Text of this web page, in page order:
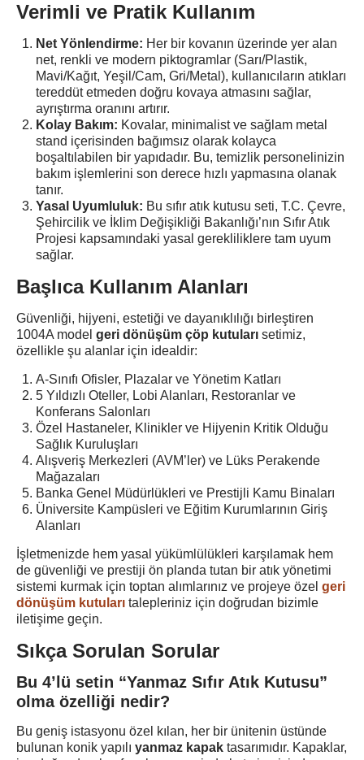
Verimli ve Pratik Kullanım
Net Yönlendirme: Her bir kovanın üzerinde yer alan
net, renkli ve modern piktogramlar (Sarı/Plastik,
Mavi/Kağıt, Yeşil/Cam, Gri/Metal), kullanıcıların atıkları
tereddüt etmeden doğru kovaya atmasını sağlar,
ayrıştırma oranını artırır.
Kolay Bakım: Kovalar, minimalist ve sağlam metal
stand içerisinden bağımsız olarak kolayca
boşaltılabilen bir yapıdadır. Bu, temizlik personelinizin
bakım işlemlerini son derece hızlı yapmasına olanak
tanır.
Yasal Uyumluluk: Bu sıfır atık kutusu seti, T.C. Çevre,
Şehircilik ve İklim Değişikliği Bakanlığı’nın Sıfır Atık
Projesi kapsamındaki yasal gerekliliklere tam uyum
sağlar.
Başlıca Kullanım Alanları
Güvenliği, hijyeni, estetiği ve dayanıklılığı birleştiren
1004A model geri dönüşüm çöp kutuları setimiz,
özellikle şu alanlar için idealdir:
A-Sınıfı Ofisler, Plazalar ve Yönetim Katları
5 Yıldızlı Oteller, Lobi Alanları, Restoranlar ve
Konferans Salonları
Özel Hastaneler, Klinikler ve Hijyenin Kritik Olduğu
Sağlık Kuruluşları
Alışveriş Merkezleri (AVM’ler) ve Lüks Perakende
Mağazaları
Banka Genel Müdürlükleri ve Prestijli Kamu Binaları
Üniversite Kampüsleri ve Eğitim Kurumlarının Giriş
Alanları
İşletmenizde hem yasal yükümlülükleri karşılamak hem
de güvenliği ve prestiji ön planda tutan bir atık yönetimi
sistemi kurmak için toptan alımlarınız ve projeye özel geri
dönüşüm kutuları talepleriniz için doğrudan bizimle
iletişime geçin.
Sıkça Sorulan Sorular
Bu 4’lü setin “Yanmaz Sıfır Atık Kutusu”
olma özelliği nedir?
Bu geniş istasyonu özel kılan, her bir ünitenin üstünde
bulunan konik yapılı yanmaz kapak tasarımıdır. Kapaklar,